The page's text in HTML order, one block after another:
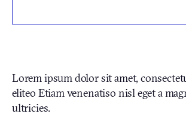
Lorem ipsum dolor sit amet,
eliteo Etiam venenatiso nisl eget a
ultricies.